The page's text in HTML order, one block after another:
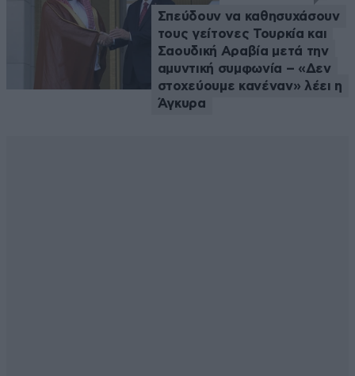
Σπεύδουν να καθησυχάσουν
τους γείτονες Τουρκία και
Σαουδική Αραβία μετά την
αμυντική συμφωνία – «Δεν
στοχεύουμε κανέναν» λέει η
Άγκυρα